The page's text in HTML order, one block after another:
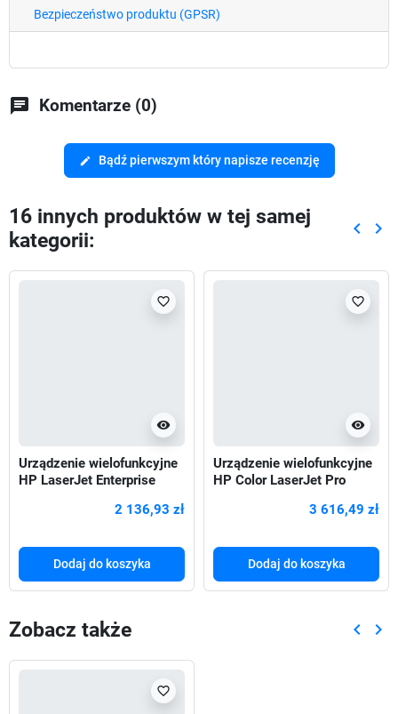
Bezpieczeństwo produktu (GPSR)
chat Komentarze (0)
edit Bądź pierwszym który napisze recenzję
16 innych produktów w tej samej
kategorii:
keyboard_arrow_left keyboard_arrow_right
visibility
favorite_border
Urządzenie wielofunkcyjne
HP LaserJet Enterprise
2 136,93 zł
Dodaj do koszyka
visibility
favorite_border
Urządzenie wielofunkcyjne
HP Color LaserJet Pro
3 616,49 zł
Dodaj do koszyka
Zobacz także keyboard_arrow_left keyboard_arrow_right
favorite_border